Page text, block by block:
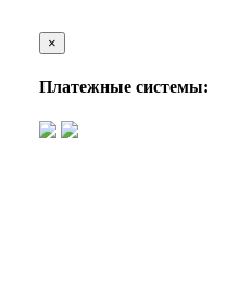
×
Платежные системы: